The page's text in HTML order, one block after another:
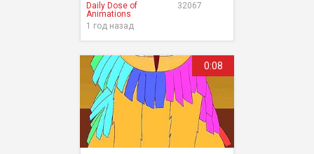
32067
Daily Dose of
Animations
1 год назад
0:08